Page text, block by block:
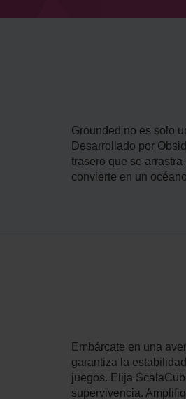
Grounded no es solo
Desarrollado por
trasero que se
convierte en un
Embárcate en una
garantiza la
juegos. Elija
supervivencia.